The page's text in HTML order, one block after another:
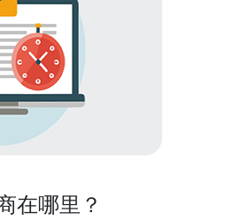
在哪里？